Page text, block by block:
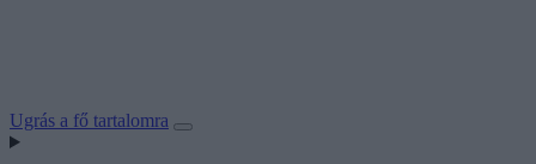
Ugrás a fő tartalomra